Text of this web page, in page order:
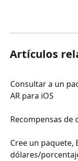
Artículos
Consultar a un
AR para iOS
Recompensas de
Cree un paquete,
dólares/